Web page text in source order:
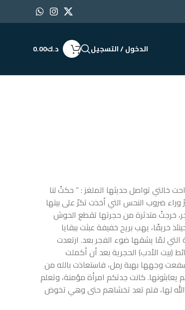
الدخول / التسجيل د.ك0.00
خالتي تواصل حديثها الملغز : ” حكتْ لنا
ضروب النحس التي أخذت تكرّ على بيتها
خرجتْ متدثرة من حجرتها تقطع الحوش
خريفًا، يهب بريح خفيفة عبثت ببقايا
لمّا يشقها ضوء الفجر بعد. ارتعدت
(بيت الأدب) الحجرية بعد أن أكملت
وجهها بهبة رمل، فاستعاذت بالله من
كانت جدتكم امرأة مؤمنة، وتعلم
الله لها، فلم تعد تخشاهم حتى وهي تخوض